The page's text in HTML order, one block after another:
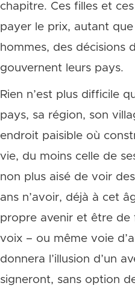
chapitre. Ces filles et
payer le prix, autant
hommes, des décisions
gouvernent leurs pays.
Rien n’est plus difficile
pays, sa région, son
endroit paisible où
vie, du moins celle de
non plus aisé de voir
ans n’avoir, déjà à cet
propre avenir et être
voix – ou même voie
donnera l’illusion d’un
signeront, sans option